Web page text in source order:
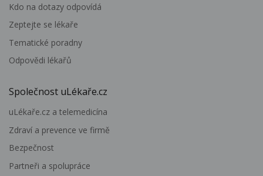
Kdo na dotazy odpovídá
Zeptejte se lékaře
Tematické poradny
Odpovědi lékařů
Společnost uLékaře.cz
uLékaře.cz a telemedicína
Zdraví a prevence ve firmě
Bezpečnost
Partneři a spolupráce